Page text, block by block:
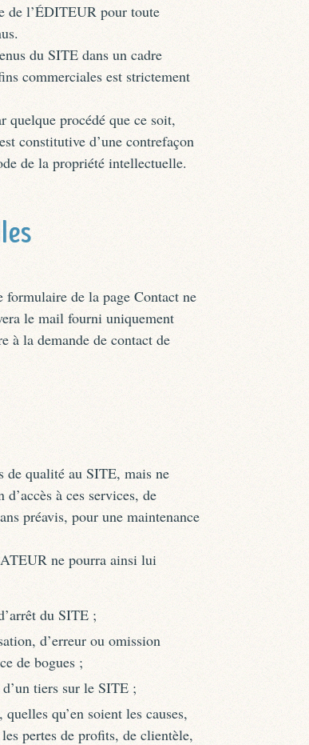
de l’ÉDITEUR pour toute
du SITE dans un cadre
commerciales est strictement
quelque procédé que ce soit,
constitutive d’une contrefaçon
de la propriété intellectuelle.
de la page Contact ne
le mail fourni uniquement
à la demande de contact de
de qualité au SITE, mais ne
à ces services, de
préavis, pour une maintenance
ne pourra ainsi lui
du SITE ;
d’erreur ou omission
de bogues ;
tiers sur le SITE ;
qu’en soient les causes,
pertes de profits, de clientèle,